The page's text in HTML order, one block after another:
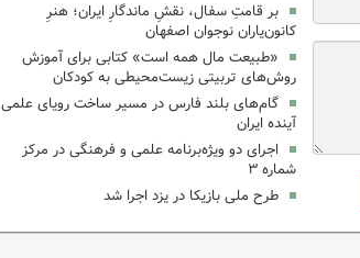
بر قامتِ سفال، نقشِ ماندگارِ ایران؛ هنرِ
کانون‌یاران نوجوان اصفهان
«طبیعت مال همه است» کتابی برای آموزش
روش‌های تربیتی زیست‌محیطی به کودکان
گام‌های بلند فارس در مسیر ساخت رویای علمی
آینده ایران
اجرای دو ویژه‌برنامه علمی و فرهنگی در مرکز
شماره ۳
طرح ملی بازیکا در یزد اجرا شد